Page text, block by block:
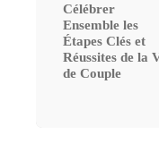
Célébrer
Ensemble les
Étapes Clés et
Réussites de la
de Couple